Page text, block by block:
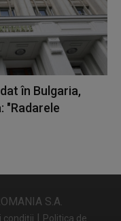
în Bulgaria,
"Radarele
S.A.
condiții | Politica de